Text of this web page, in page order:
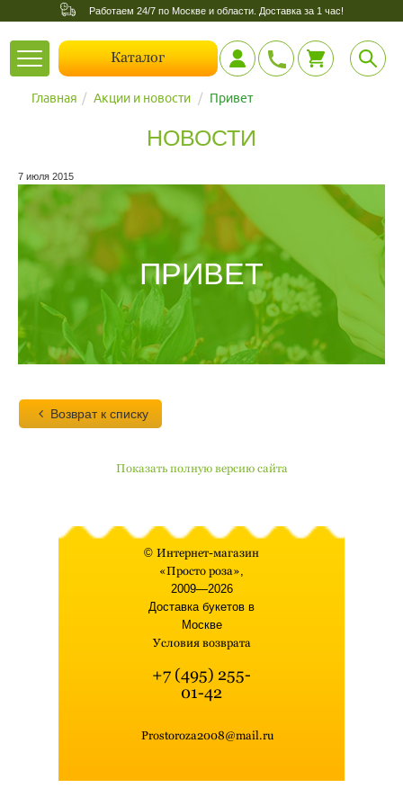
Работаем 24/7 по Москве и области. Доставка за 1 час!
Toggle
navigation
Каталог
Главная Акции и новости Привет
НОВОСТИ
7 июля 2015
ПРИВЕТ
Возврат к списку
Показать полную версию сайта
© Интернет-магазин
«Просто роза»,
2009—2026
Доставка букетов в
Москве
Условия возврата
+7 (495) 255-
01-42
Prostoroza2008@mail.ru